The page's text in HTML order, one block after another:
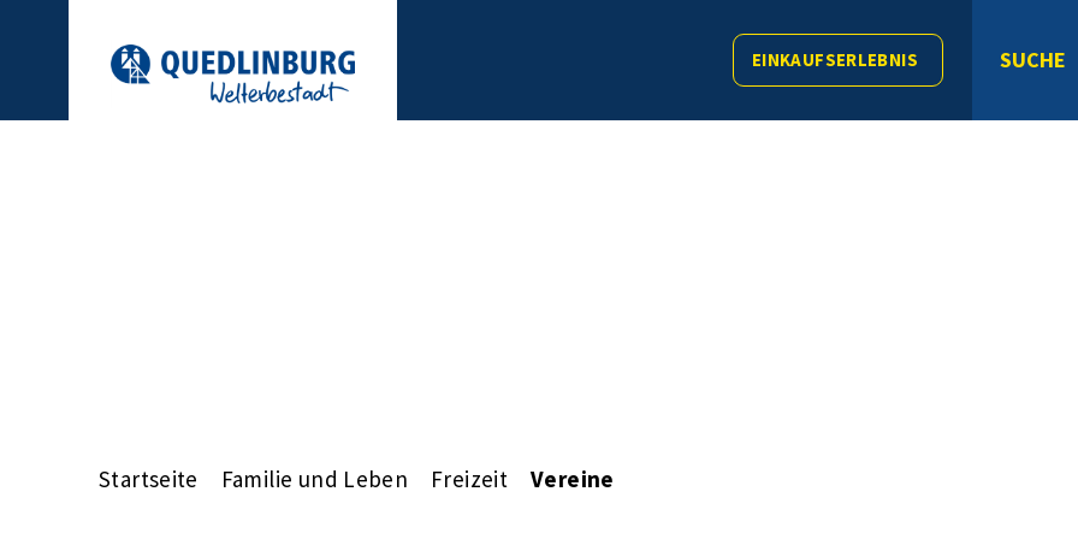
EINKAUFSERLEBNIS SUCHE
Startseite Familie und Leben Freizeit Vereine